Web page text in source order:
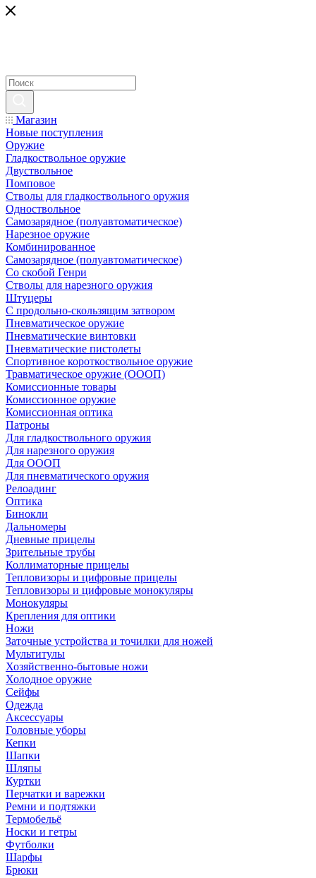
Магазин
Новые поступления
Оружие
Гладкоствольное оружие
Двуствольное
Помповое
Стволы для гладкоствольного оружия
Одноствольное
Самозарядное (полуавтоматическое)
Нарезное оружие
Комбинированное
Самозарядное (полуавтоматическое)
Со скобой Генри
Стволы для нарезного оружия
Штуцеры
С продольно-скользящим затвором
Пневматическое оружие
Пневматические винтовки
Пневматические пистолеты
Спортивное короткоствольное оружие
Травматическое оружие (ОООП)
Комиссионные товары
Комиссионное оружие
Комиссионная оптика
Патроны
Для гладкоствольного оружия
Для нарезного оружия
Для ОООП
Для пневматического оружия
Релоадинг
Оптика
Бинокли
Дальномеры
Дневные прицелы
Зрительные трубы
Коллиматорные прицелы
Тепловизоры и цифровые прицелы
Тепловизоры и цифровые монокуляры
Монокуляры
Крепления для оптики
Ножи
Заточные устройства и точилки для ножей
Мультитулы
Хозяйственно-бытовые ножи
Холодное оружие
Сейфы
Одежда
Аксессуары
Головные уборы
Кепки
Шапки
Шляпы
Куртки
Перчатки и варежки
Ремни и подтяжки
Термобельё
Носки и гетры
Футболки
Шарфы
Брюки